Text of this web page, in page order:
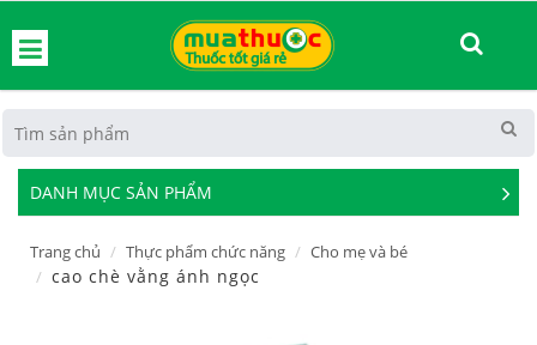
DANH MỤC SẢN PHẨM
See
Trang chủ Thực phẩm chức năng Cho mẹ và bé
cao chè vằng ánh ngọc